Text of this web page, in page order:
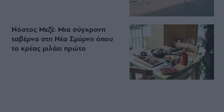
Νόστος Μεζέ: Μια σύγχρονη
ταβέρνα στη Νέα Σμύρνη όπου
το κρέας μιλάει πρώτο